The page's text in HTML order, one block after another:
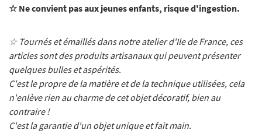
☆ Ne convient pas aux jeunes enfants, risque d'ingestion.
☆ Tournés et émaillés dans notre atelier d'Ile de France, ces
articles sont des produits artisanaux qui peuvent présenter
quelques bulles et aspérités.
C'est le propre de la matière et de la technique utilisées, cela
n'enlève rien au charme de cet objet décoratif, bien au
contraire !
C'est la garantie d'un objet unique et fait main.